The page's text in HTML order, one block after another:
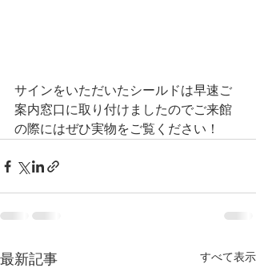
サインをいただいたシールドは早速ご
案内窓口に取り付けましたのでご来館
の際にはぜひ実物をご覧ください！
最新記事 すべて表示